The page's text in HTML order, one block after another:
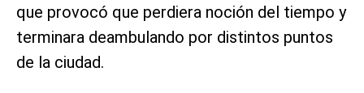
que provocó que perdiera noción del tiempo y
terminara deambulando por distintos puntos
de la ciudad.